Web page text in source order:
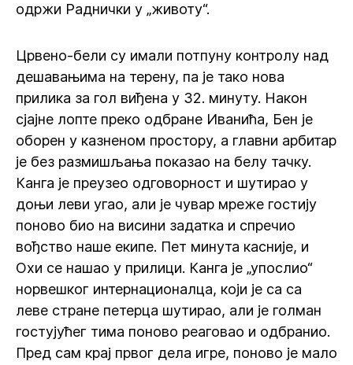
одржи Раднички у „животу“.
Црвено-бели су имали потпуну контролу над
дешавањима на терену, па је тако нова
прилика за гол виђена у 32. минуту. Након
сјајне лопте преко одбране Иванића, Бен је
оборен у казненом простору, а главни арбитар
је без размишљања показао на белу тачку.
Канга је преузео одговорност и шутирао у
доњи леви угао, али је чувар мреже гостију
поново био на висини задатка и спречио
вођство наше екипе. Пет минута касније, и
Охи се нашао у прилици. Канга је „упослио“
норвешког интернационалца, који је са са
леве стране петерца шутирао, али је голман
гостујућег тима поново реаговао и одбранио.
Пред сам крај првог дела игре, поново је мало